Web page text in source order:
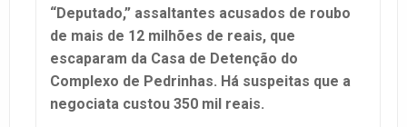
“Deputado,” assaltantes acusados de roubo
de mais de 12 milhões de reais, que
escaparam da Casa de Detenção do
Complexo de Pedrinhas. Há suspeitas que a
negociata custou 350 mil reais.